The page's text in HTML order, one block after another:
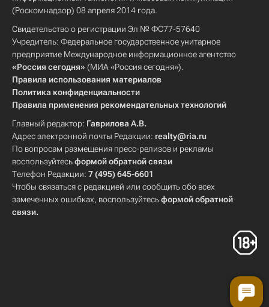
(Роскомнадзор) 08 апреля 2014 года.
Свидетельство о регистрации Эл № ФС77-57640
Учредитель: Федеральное государственное унитарное
предприятие Международное информационное агентство
«Россия сегодня» (МИА «Россия сегодня»).
Правила использования материалов
Политика конфиденциальности
Правила применения рекомендательных технологий
Главный редактор: Гаврилова А.В.
Адрес электронной почты Редакции: realty@ria.ru
По вопросам размещения пресс-релизов и рекламы
воспользуйтесьформой обратной связи
Телефон Редакции: 7 (495) 645-6601
Чтобы связаться с редакцией или сообщить обо всех
замеченных ошибках, воспользуйтесьформой обратной
связи.